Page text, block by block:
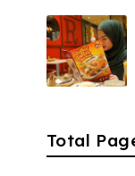
Total